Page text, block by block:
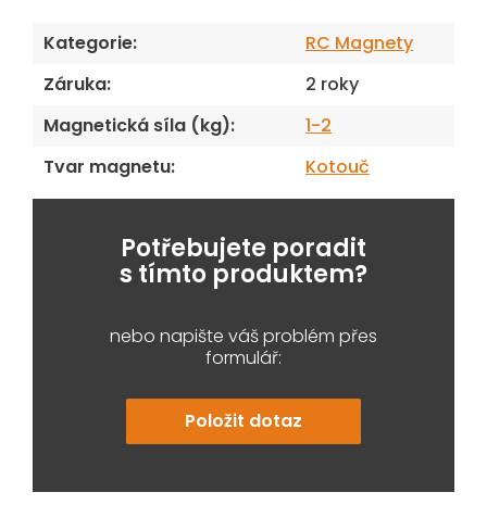
Kategorie:
RC Magnety
Záruka:
2 roky
Magnetická síla (kg):
1-2
Tvar magnetu: Kotouč
Potřebujete poradit
s tímto produktem?
nebo napište váš problém přes
formulář:
Položit dotaz